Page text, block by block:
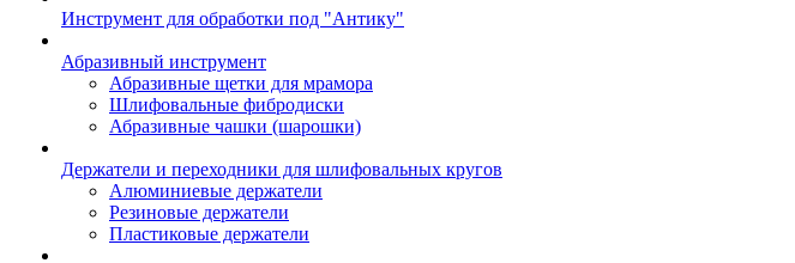
Инструмент для обработки под "Антику"
Абразивный инструмент
Абразивные щетки для мрамора
Шлифовальные фибродиски
Абразивные чашки (шарошки)
Держатели и переходники для шлифовальных кругов
Алюминиевые держатели
Резиновые держатели
Пластиковые держатели